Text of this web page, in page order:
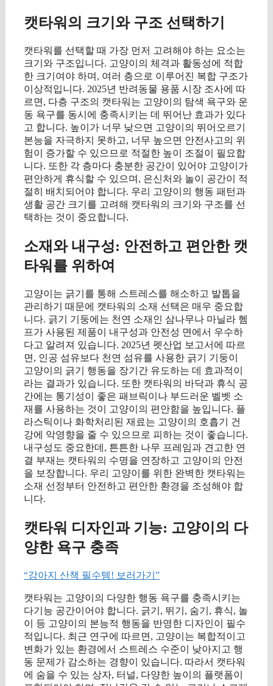
캣타워의 크기와 구조 선택하기
캣타워를 선택할 때 가장 먼저 고려해야 하는 요소는
크기와 구조입니다. 고양이의 체격과 활동성에 적합
한 크기여야 하며, 여러 층으로 이루어진 복합 구조가
이상적입니다. 2025년 반려동물 용품 시장 조사에 따
르면, 다층 구조의 캣타워는 고양이의 탐색 욕구와 운
동 욕구를 동시에 충족시키는 데 뛰어난 효과가 있다
고 합니다. 높이가 너무 낮으면 고양이의 뛰어오르기
본능을 자극하지 못하고, 너무 높으면 안전사고의 위
험이 증가할 수 있으므로 적절한 높이 조절이 필요합
니다. 또한 각 층마다 충분한 공간이 있어야 고양이가
편안하게 휴식할 수 있으며, 은신처와 놀이 공간이 적
절히 배치되어야 합니다. 우리 고양이의 행동 패턴과
생활 공간 크기를 고려해 캣타워의 크기와 구조를 선
택하는 것이 중요합니다.
소재와 내구성: 안전하고 편안한 캣
타워를 위하여
고양이는 긁기를 통해 스트레스를 해소하고 발톱을
관리하기 때문에 캣타워의 소재 선택은 매우 중요합
니다. 긁기 기둥에는 천연 소재인 삼나무나 마닐라 헴
프가 사용된 제품이 내구성과 안전성 면에서 우수하
다고 알려져 있습니다. 2025년 펫산업 보고서에 따르
면, 인공 섬유보다 천연 섬유를 사용한 긁기 기둥이
고양이의 긁기 행동을 장기간 유도하는 데 효과적이
라는 결과가 있습니다. 또한 캣타워의 바닥과 휴식 공
간에는 통기성이 좋은 패브릭이나 부드러운 벨벳 소
재를 사용하는 것이 고양이의 편안함을 높입니다. 플
라스틱이나 화학처리된 재료는 고양이의 호흡기 건
강에 악영향을 줄 수 있으므로 피하는 것이 좋습니다.
내구성도 중요한데, 튼튼한 나무 프레임과 견고한 연
결 부재는 캣타워의 수명을 연장하고 고양이의 안전
을 보장합니다. 우리 고양이를 위한 완벽한 캣타워는
소재 선정부터 안전하고 편안한 환경을 조성해야 합
니다.
캣타워 디자인과 기능: 고양이의 다
양한 욕구 충족
“강아지 산책 필수템! 보러가기”
캣타워는 고양이의 다양한 행동 욕구를 충족시키는
다기능 공간이어야 합니다. 긁기, 뛰기, 숨기, 휴식, 놀
이 등 고양이의 본능적 행동을 반영한 디자인이 필수
적입니다. 최근 연구에 따르면, 고양이는 복합적이고
변화가 있는 환경에서 스트레스 수준이 낮아지고 행
동 문제가 감소하는 경향이 있습니다. 따라서 캣타워
에 숨을 수 있는 상자, 터널, 다양한 높이의 플랫폼이